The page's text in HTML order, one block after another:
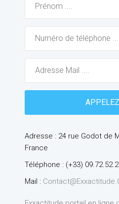
Adresse : 24 rue Godot de
France
Téléphone : (+33)
Mail :